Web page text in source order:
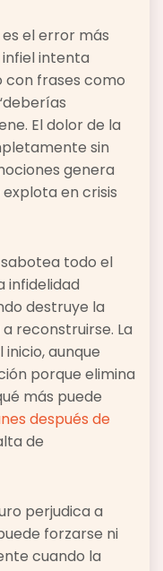
el error más
intenta
con frases como
El dolor de la
sin
genera
en crisis
todo el
infidelidad
destruye la
reconstruirse. La
aunque
porque elimina
más puede
después de
de
perjudica a
forzarse ni
cuando la